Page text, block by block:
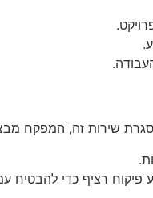
שירות זה, המפקח
פיקוח רציף כדי להבטיח